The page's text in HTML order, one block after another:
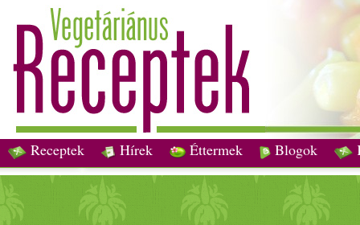
Receptek Hírek Éttermek Blogok